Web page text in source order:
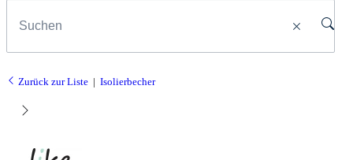
Zurück zur Liste Isolierbecher